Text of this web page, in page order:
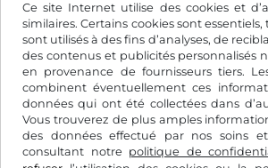
Ce site Internet utilise des cookies et
similaires. Certains cookies sont
sont utilisés à des fins d’analyses, de
des contenus et publicités personnalisés
en provenance de fournisseurs tiers.
combinent éventuellement ces
données qui ont été collectées dans
Vous trouverez de plus amples
des données effectué par nos soins
consultant notre politique de
compris les frais d’enregistrement et la
FtHUF
Facebook Instagram